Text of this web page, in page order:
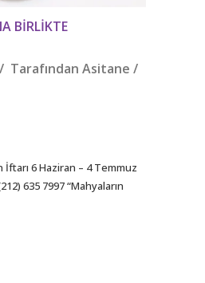
BIRLIKTE
Tarafından Asitane /
İftarı 6 Haziran – 4 Temmuz
635 7997 “Mahyaların